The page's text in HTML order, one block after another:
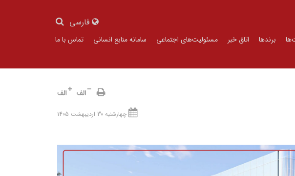
فارسی
برندها اتاق خبر مسئولیت‌های اجتماعی سامانه منابع انسانی تماس با ما
چهارشنبه 30 اردیبهشت 1405